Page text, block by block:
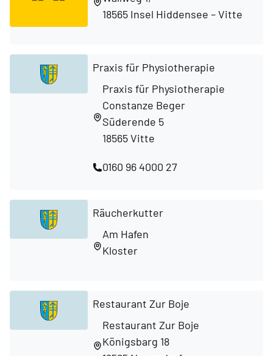
18565 Insel Hiddensee – Vitte
Praxis für Physiotherapie
Praxis für Physiotherapie
Constanze Beger
Süderende 5
18565 Vitte
0160 96 4000 27
Räucherkutter
Am Hafen
Kloster
Restaurant Zur Boje
Restaurant Zur Boje
Königsbarg 18